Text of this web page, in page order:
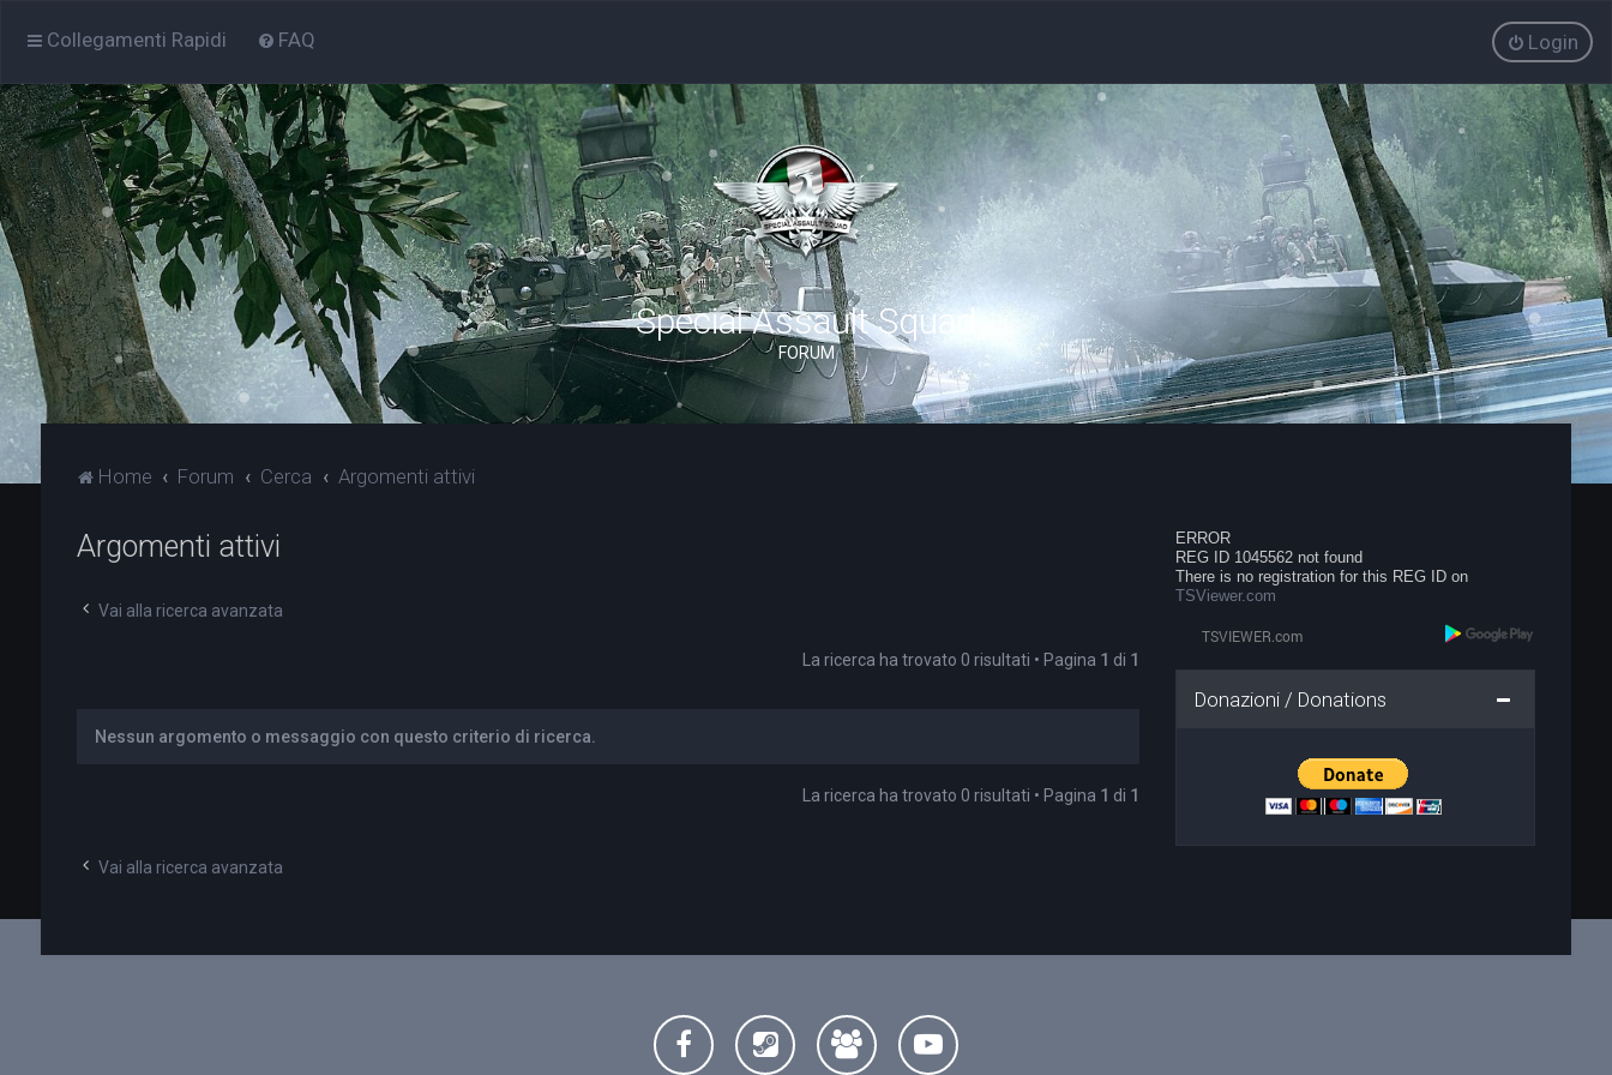
Collegamenti Rapidi FAQ Login
Special Assault Squad
FORUM
Home Forum Cerca Argomenti attivi
Argomenti attivi
Vai alla ricerca avanzata
La ricerca ha trovato 0 risultati • Pagina 1 di 1
Nessun argomento o messaggio con questo criterio di ricerca.
La ricerca ha trovato 0 risultati • Pagina 1 di 1
Vai alla ricerca avanzata
ERROR
REG ID 1045562 not found
There is no registration for this REG ID on
TSViewer.com
Donazioni / Donations